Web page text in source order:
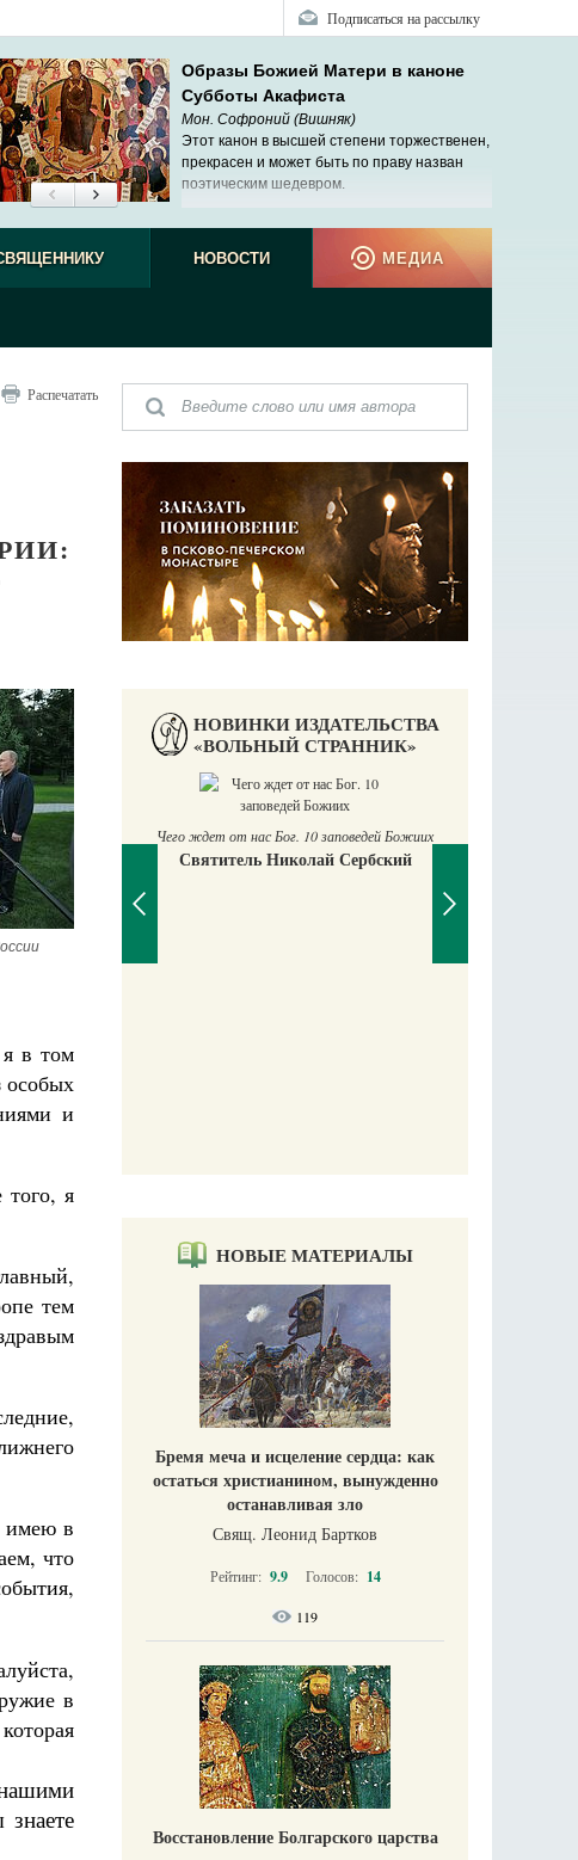
Подписаться на рассылку
Образы Божией Матери в каноне
Субботы Акафиста
Мон. Софроний (Вишняк)
Этот канон в высшей степени торжественен,
прекрасен и может быть по праву назван
поэтическим шедевром.
НОВОСТИ МЕДИА
Распечатать
в том
особых
и
я
тем
имею в
что
в
НОВИНКИ ИЗДАТЕЛЬСТВА
«ВОЛЬНЫЙ СТРАННИК»
Научись у
Чего ждет от нас Бог. 10 заповедей Божиих
Святитель Николай Сербский
НОВЫЕ МАТЕРИАЛЫ
Бремя меча и исцеление сердца: как
остаться христианином, вынужденно
останавливая зло
Свящ. Леонид Бартков
Рейтинг: 9.9 Голосов: 14
119
Восстановление Болгарского царства